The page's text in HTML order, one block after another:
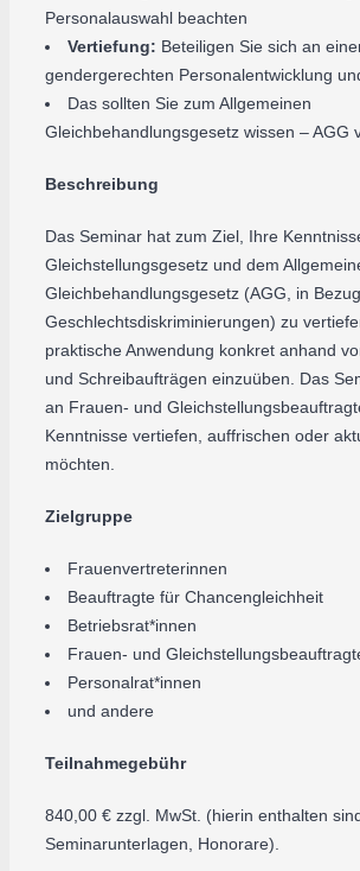
Personalauswahl beachten
Vertiefung: Beteiligen Sie sich an
gendergerechten Personalentwicklung
Das sollten Sie zum Allgemeinen
Gleichbehandlungsgesetz wissen – AGG
Beschreibung
Das Seminar hat zum Ziel, Ihre
Gleichstellungsgesetz und dem
Gleichbehandlungsgesetz (AGG, in
Geschlechtsdiskriminierungen) zu
praktische Anwendung konkret anhand
und Schreibaufträgen einzuüben. Das
an Frauen- und
Kenntnisse vertiefen, auffrischen oder
möchten.
Zielgruppe
Frauenvertreterinnen
Beauftragte für Chancengleichheit
Betriebsrat*innen
Frauen- und
Personalrat*innen
und andere
Teilnahmegebühr
840,00 € zzgl. MwSt. (hierin enthalten
Seminarunterlagen, Honorare).